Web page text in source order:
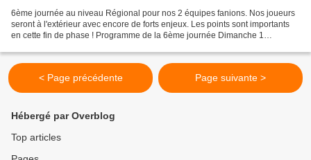
6ème journée au niveau Régional pour nos 2 équipes fanions. Nos joueurs
seront à l'extérieur avec encore de forts enjeux. Les points sont importants
en cette fin de phase ! Programme de la 6ème journée Dimanche 1
< Page précédente Page suivante >
Hébergé par Overblog
Top articles